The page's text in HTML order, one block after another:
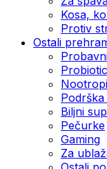
Kosa,
Protiv
Ostali
Biljni
Pečurke
Gaming
Za